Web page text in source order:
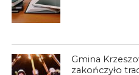
Gmina
zakończyło